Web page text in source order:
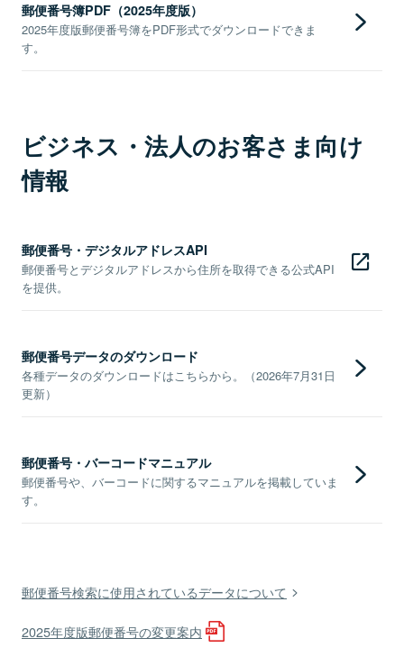
郵便番号簿PDF（2025年度版）
2025年度版郵便番号簿をPDF形式でダウンロードできま
す。
ビジネス・法人のお客さま向け
情報
郵便番号・デジタルアドレスAPI
郵便番号とデジタルアドレスから住所を取得できる公式API
を提供。
郵便番号データのダウンロード
各種データのダウンロードはこちらから。（2026年7月31日
更新）
郵便番号・バーコードマニュアル
郵便番号や、バーコードに関するマニュアルを掲載していま
す。
郵便番号検索に使用されているデータについて
2025年度版郵便番号の変更案内